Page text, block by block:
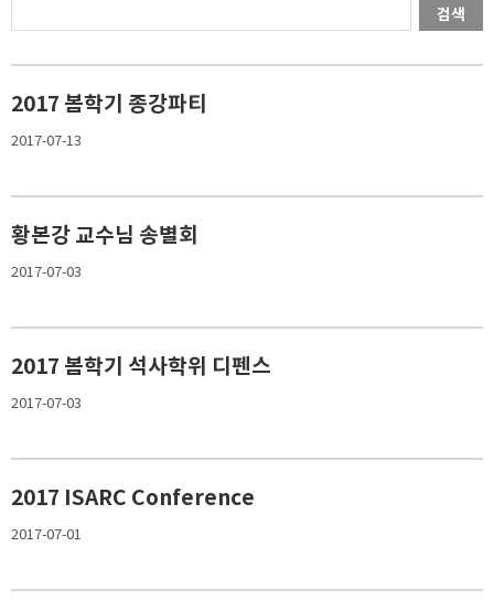
검색
2017 봄학기 종강파티
2017-07-13
황본강 교수님 송별회
2017-07-03
2017 봄학기 석사학위 디펜스
2017-07-03
2017 ISARC Conference
2017-07-01